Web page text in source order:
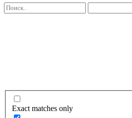
Exact matches only